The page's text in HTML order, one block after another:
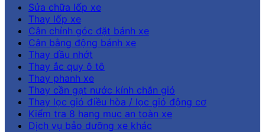
Sửa chữa lốp xe
Thay lốp xe
Cân chỉnh góc đặt bánh xe
Cân bằng động bánh xe
Thay dầu nhớt
Thay ắc quy ô tô
Thay phanh xe
Thay cần gạt nước kính chắn gió
Thay lọc gió điều hòa / lọc gió động cơ
Kiểm tra 8 hạng mục an toàn xe
Dịch vụ bảo dưỡng xe khác